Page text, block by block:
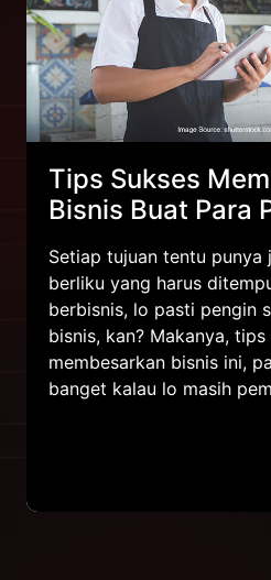
Tips Sukses
Bisnis Buat Para
Setiap tujuan tentu punya
berliku yang harus
berbisnis, lo pasti pengin
bisnis, kan? Makanya, tips
membesarkan bisnis ini,
banget kalau lo masih